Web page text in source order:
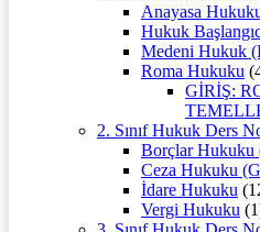
Anayasa
Hukuk
Medeni Hukuk
Roma Hukuku
GİRİŞ:
2. Sınıf Hukuk Ders
Borçlar Hukuku
Ceza Hukuku
İdare Hukuku
Vergi Hukuku